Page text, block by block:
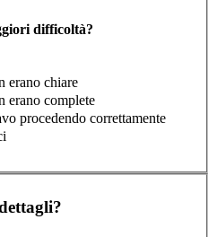
difficoltà?
erano chiare
erano complete
procedendo correttamente